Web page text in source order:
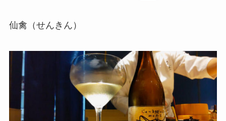
仙禽（せんきん）